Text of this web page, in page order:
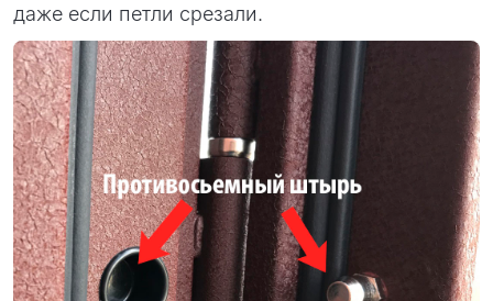
даже если петли срезали.